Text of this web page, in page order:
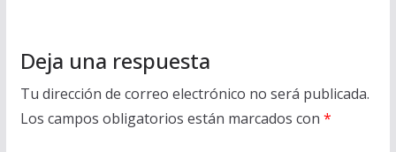
Deja una respuesta
Tu dirección de correo electrónico no será publicada.
Los campos obligatorios están marcados con *